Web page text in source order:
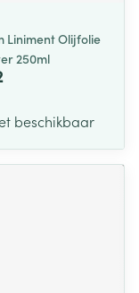
Liniment Olijfolie
250ml
beschikbaar